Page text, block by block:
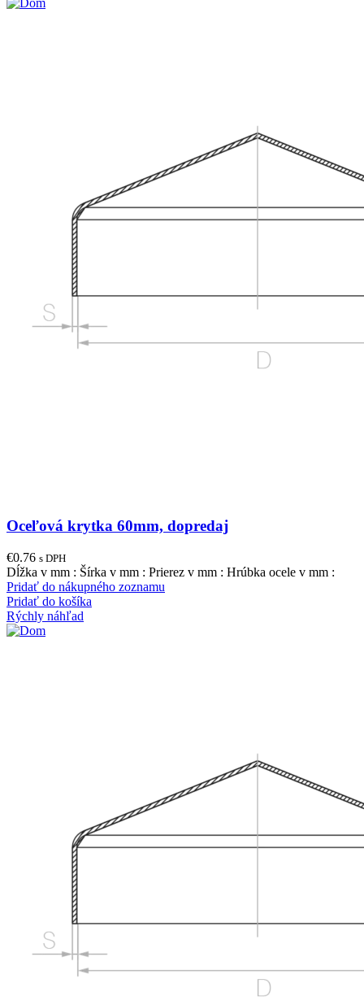
Oceľová krytka 60mm, dopredaj
€0.76 s DPH
Dĺžka v mm : Šírka v mm : Prierez v mm : Hrúbka ocele v mm :
Pridať do nákupného zoznamu
Pridať do košíka
Rýchly náhľad